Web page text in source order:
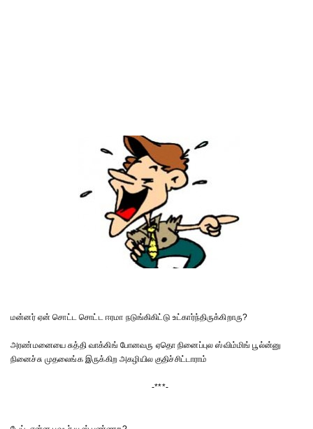
மன்னர் ஏன் சொட்ட சொட்ட ஈரமா நடுங்கிகிட்டு உட்கார்ந்திருக்கிறாரு?
அரண்மனையை சுத்தி வாக்கிங் போனவரு ஏதொ நினைப்புல ஸ்விம்மிங் பூல்ன்னு
நினைச்சு முதலைங்க இருக்கிற அகழியில குதிச்சிட்டாராம்
-***-